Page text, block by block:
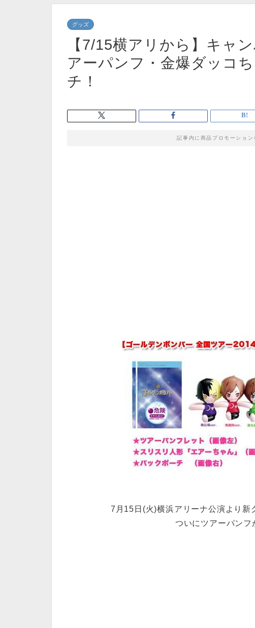
グッズ
【7/15横アリから】キャ
アーパンフ・金爆ダッコ
チ！
記事内に商品プロモーショ
7月15日(火)横浜アリーナ公演より新
ついにツアーパンフ